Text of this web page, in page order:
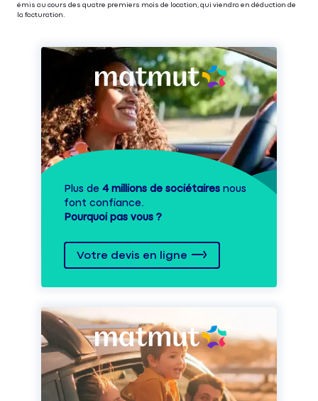
émis au cours des quatre premiers mois de location, qui viendra en déduction de
la facturation.
Plus de 4 millions de sociétaires nous
font confiance.
Pourquoi pas vous ?
Votre devis en ligne